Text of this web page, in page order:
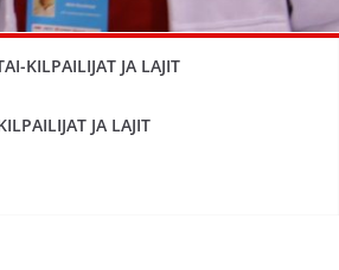
KILPAILIJAT JA LAJIT
JA LAJIT